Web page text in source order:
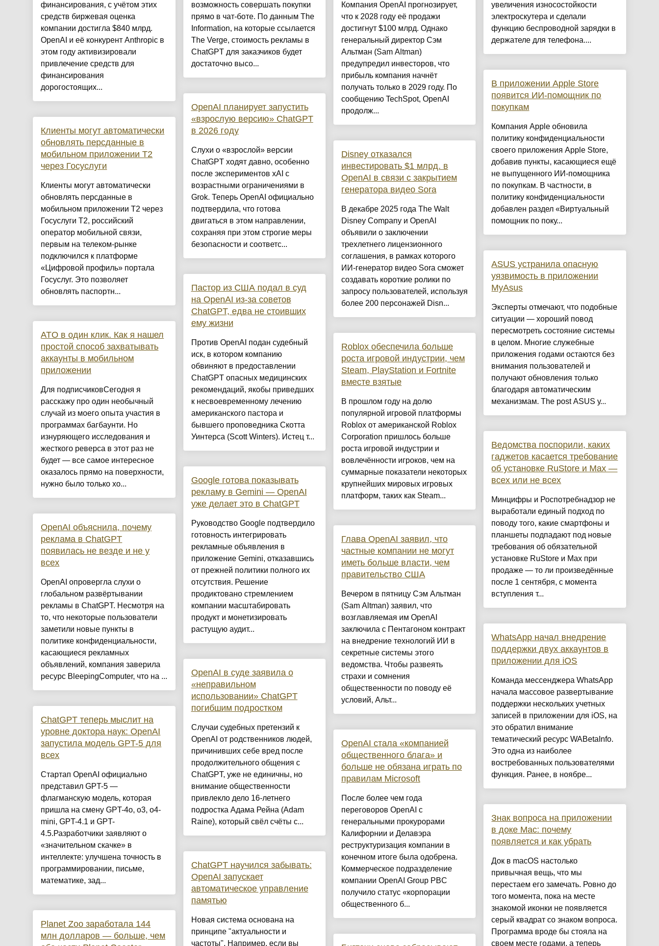
финансирования, с учётом этих
средств биржевая оценка
компании достигла $840 млрд.
OpenAI и её конкурент Anthropic в
этом году активизировали
привлечение средств для
финансирования
дорогостоящих...
Клиенты могут автоматически
обновлять персданные в
мобильном приложении Т2
через Госуслуги
Клиенты могут автоматически
обновлять персданные в
мобильном приложении Т2 через
Госуслуги T2, российский
оператор мобильной связи,
первым на телеком-рынке
подключился к платформе
«Цифровой профиль» портала
Госуслуг. Это позволяет
обновлять паспортн...
ATO в один клик. Как я нашел
простой способ захватывать
аккаунты в мобильном
приложении
Для подписчиковСегодня я
расскажу про один необычный
случай из моего опыта участия в
программах багбаунти. Но
изнуряющего исследования и
жесткого реверса в этот раз не
будет — все самое интересное
оказалось прямо на поверхности,
нужно было только хо...
OpenAI объяснила, почему
реклама в ChatGPT
появилась не везде и не у
всех
OpenAI опровергла слухи о
глобальном развёртывании
рекламы в ChatGPT. Несмотря на
то, что некоторые пользователи
заметили новые пункты в
политике конфиденциальности,
касающиеся рекламных
объявлений, компания заверила
ресурс BleepingComputer, что на ...
ChatGPT теперь мыслит на
уровне доктора наук: OpenAI
запустила модель GPT-5 для
всех
Стартап OpenAI официально
представил GPT-5 —
флагманскую модель, которая
пришла на смену GPT-4o, o3, o4-
mini, GPT-4.1 и GPT-
4.5.Разработчики заявляют о
«значительном скачке» в
интеллекте: улучшена точность в
программировании, письме,
математике, зад...
Planet Zoo заработала 144
млн долларов — больше, чем
возможность совершать покупки
прямо в чат-боте. По данным The
Information, на которые ссылается
The Verge, стоимость рекламы в
ChatGPT для заказчиков будет
достаточно высо...
OpenAI планирует запустить
«взрослую версию» ChatGPT
в 2026 году
Слухи о «взрослой» версии
ChatGPT ходят давно, особенно
после экспериментов xAI с
возрастными ограничениями в
Grok. Теперь OpenAI официально
подтвердила, что готова
двигаться в этом направлении,
сохраняя при этом строгие меры
безопасности и соответс...
Пастор из США подал в суд
на OpenAI из-за советов
ChatGPT, едва не стоивших
ему жизни
Против OpenAI подан судебный
иск, в котором компанию
обвиняют в предоставлении
ChatGPT опасных медицинских
рекомендаций, якобы приведших
к несвоевременному лечению
американского пастора и
бывшего проповедника Скотта
Уинтерса (Scott Winters). Истец т...
Google готова показывать
рекламу в Gemini — OpenAI
уже делает это в ChatGPT
Руководство Google подтвердило
готовность интегрировать
рекламные объявления в
приложение Gemini, отказавшись
от прежней политики полного их
отсутствия. Решение
продиктовано стремлением
компании масштабировать
продукт и монетизировать
растущую аудит...
OpenAI в суде заявила о
«неправильном
использовании» ChatGPT
погибшим подростком
Случаи судебных претензий к
OpenAI от родственников людей,
причинивших себе вред после
продолжительного общения с
ChatGPT, уже не единичны, но
внимание общественности
привлекло дело 16-летнего
подростка Адама Рейна (Adam
Raine), который свёл счёты с...
ChatGPT научился забывать:
OpenAI запускает
автоматическое управление
памятью
Новая система основана на
принципе "актуальности и
частоты". Например, если вы
Компания OpenAI прогнозирует,
что к 2028 году её продажи
достигнут $100 млрд. Однако
генеральный директор Сэм
Альтман (Sam Altman)
предупредил инвесторов, что
прибыль компания начнёт
получать только в 2029 году. По
сообщению TechSpot, OpenAI
продолж...
Disney отказался
инвестировать $1 млрд. в
OpenAI в связи с закрытием
генератора видео Sora
В декабре 2025 года The Walt
Disney Company и OpenAI
объявили о заключении
трехлетнего лицензионного
соглашения, в рамках которого
ИИ-генератор видео Sora сможет
создавать короткие ролики по
запросу пользователей, используя
более 200 персонажей Disn...
Roblox обеспечила больше
роста игровой индустрии, чем
Steam, PlayStation и Fortnite
вместе взятые
В прошлом году на долю
популярной игровой платформы
Roblox от американской Roblox
Corporation пришлось больше
роста игровой индустрии и
вовлечённости игроков, чем на
суммарные показатели некоторых
крупнейших мировых игровых
платформ, таких как Steam...
Глава OpenAI заявил, что
частные компании не могут
иметь больше власти, чем
правительство США
Вечером в пятницу Сэм Альтман
(Sam Altman) заявил, что
возглавляемая им OpenAI
заключила с Пентагоном контракт
на внедрение технологий ИИ в
секретные системы этого
ведомства. Чтобы развеять
страхи и сомнения
общественности по поводу её
условий, Альт...
OpenAI стала «компанией
общественного блага» и
больше не обязана играть по
правилам Microsoft
После более чем года
переговоров OpenAI с
генеральными прокурорами
Калифорнии и Делавэра
реструктуризация компании в
конечном итоге была одобрена.
Коммерческое подразделение
компании OpenAI Group PBC
получило статус «корпорации
общественного б...
увеличения износостойкости
электроскутера и сделали
функцию беспроводной зарядки в
держателе для телефона....
В приложении Apple Store
появится ИИ-помощник по
покупкам
Компания Apple обновила
политику конфиденциальности
своего приложения Apple Store,
добавив пункты, касающиеся ещё
не выпущенного ИИ-помощника
по покупкам. В частности, в
политику конфиденциальности
добавлен раздел «Виртуальный
помощник по поку...
ASUS устранила опасную
уязвимость в приложении
MyAsus
Эксперты отмечают, что подобные
ситуации — хороший повод
пересмотреть состояние системы
в целом. Многие служебные
приложения годами остаются без
внимания пользователей и
получают обновления только
благодаря автоматическим
механизмам. The post ASUS у...
Ведомства поспорили, каких
гаджетов касается требование
об установке RuStore и Max —
всех или не всех
Минцифры и Роспотребнадзор не
выработали единый подход по
поводу того, какие смартфоны и
планшеты подпадают под новые
требования об обязательной
установке RuStore и Max при
продаже — то ли произведённые
после 1 сентября, с момента
вступления т...
WhatsApp начал внедрение
поддержки двух аккаунтов в
приложении для iOS
Команда мессенджера WhatsApp
начала массовое развертывание
поддержки нескольких учетных
записей в приложении для iOS, на
это обратил внимание
тематический ресурс WABetaInfo.
Это одна из наиболее
востребованных пользователями
функция. Ранее, в ноябре...
Знак вопроса на приложении
в доке Mac: почему
появляется и как убрать
Док в macOS настолько
привычная вещь, что мы
перестаем его замечать. Ровно до
того момента, пока на месте
знакомой иконки не появляется
серый квадрат со знаком вопроса.
Программа вроде бы стояла на
своем месте годами, а теперь